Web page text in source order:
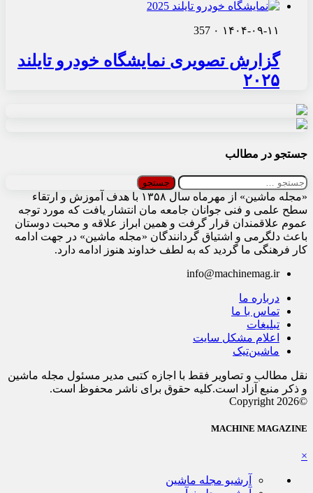
۱۴۰۴-۰۹-۱۱ ۰ 357
گزارش تصویری نمایشگاه خودرو تایلند
۲۰۲۵
جستجو در مطالب
جستجو
برای:
«مجله ماشین» از مهرماه سال ۱۳۵۸ با هدف آموزش و ارتقاء
سطح علمی و فنی جوانان جامعه مان انتشار یافت که مورد توجه
عموم علاقمندان قرار گرفت و همین ابراز علاقه و محبت دوستان
باعث دلگرمی و اشتیاق گردانندگان «مجله ماشین» در جهت ادامه
کار فرهنگی ما گردید که به لطف خداوند هنوز ادامه دارد.
info@machinemag.ir
درباره ما
تماس با ما
تبلیغات
اعلام مشکل سایت
ماشین‌تیک
نقل مطالب و تصاویر فقط با اجازه کتبی مدیر مسئول مجله ماشین
و ذکر منبع آزاد است.کلیه حقوق برای ناشر محفوظ است.
©Copyright 2026
MACHINE MAGAZINE
×
آرشیو مجله ماشین